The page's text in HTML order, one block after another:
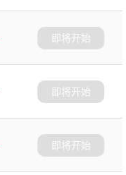
即将开始
即将开始
即将开始